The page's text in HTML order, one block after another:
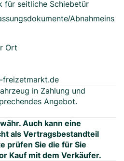
für seitliche Schiebetür
Abnahmeins
Ort
freizetmarkt.de
in Zahlung und
Angebot.
Auch kann eine
als Vertragsbestandteil
prüfen Sie die für Sie
Kauf mit dem Verkäufer.